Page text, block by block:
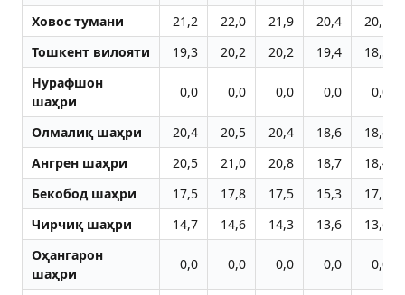
Ховос тумани
21,2 22,0 21,9 20,4
20,1
Тошкент вилояти
19,3 20,2 20,2 19,4
18,5
Нурафшон
шаҳри
0,0 0,0 0,0 0,0 0,0
Олмалиқ шаҳри 20,4 20,5 20,4 18,6
18,4
Aнгрен шаҳри
20,5 21,0 20,8 18,7
18,4
Бекобод шаҳри
17,5 17,8 17,5 15,3
17,1
Чирчиқ шаҳри
14,7 14,6 14,3 13,6
13,6
Оҳангарон
шаҳри
0,0 0,0 0,0 0,0 0,0